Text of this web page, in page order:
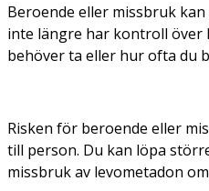
Beroende eller missbruk
inte längre har kontroll över
behöver ta eller hur ofta du
Risken för beroende eller
till person. Du kan löpa
missbruk av levometadon